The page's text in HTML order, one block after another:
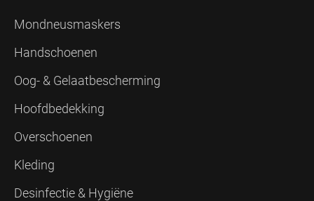
Mondneusmaskers
Handschoenen
Oog- & Gelaatbescherming
Hoofdbedekking
Overschoenen
Kleding
Desinfectie & Hygiëne